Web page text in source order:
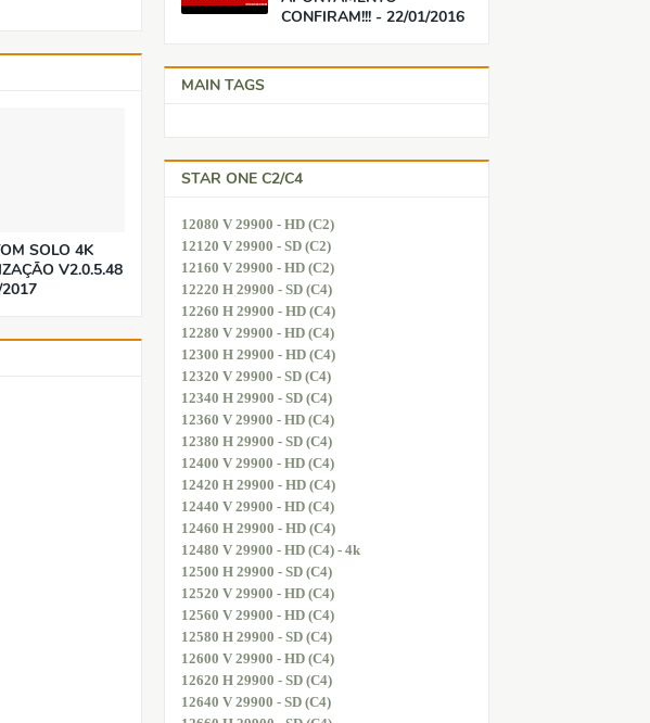
SOLO 4K
V2.0.5.48
CONFIRAM!!! - 22/01/2016
MAIN TAGS
STAR ONE C2/C4
12080 V 29900 - HD (C2)
12120 V 29900 - SD (C2)
12160 V 29900 - HD (C2)
12220 H 29900 - SD (C4)
12260 H 29900 - HD (C4)
12280 V 29900 - HD (C4)
12300 H 29900 - HD (C4)
12320 V 29900 - SD (C4)
12340 H 29900 - SD (C4)
12360 V 29900 - HD (C4)
12380 H 29900 - SD (C4)
12400 V 29900 - HD (C4)
12420 H 29900 - HD (C4)
12440 V 29900 - HD (C4)
12460 H 29900 - HD (C4)
12480 V 29900 - HD (C4) - 4k
12500 H 29900 - SD (C4)
12520 V 29900 - HD (C4)
12560 V 29900 - HD (C4)
12580 H 29900 - SD (C4)
12600 V 29900 - HD (C4)
12620 H 29900 - SD (C4)
12640 V 29900 - SD (C4)